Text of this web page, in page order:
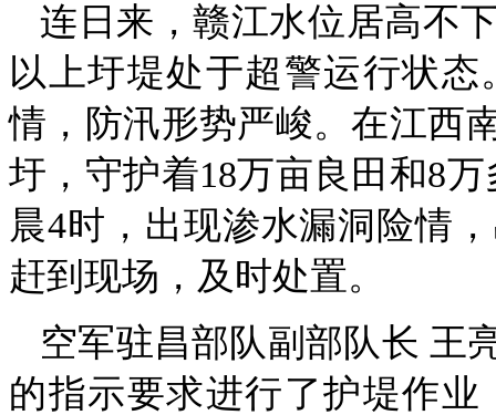
连日来，赣江水位居高不
以上圩堤处于超警运行状
情，防汛形势严峻。在江西
圩，守护着18万亩良田和8
晨4时，出现渗水漏洞险情
赶到现场，及时处置。
空军驻昌部队副部队长 王
的指示要求进行了护堤作